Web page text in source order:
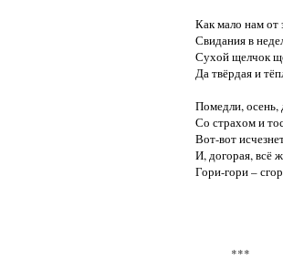
Как мало нам от
Свидания в
Сухой щелчок
Да твёрдая и
Помедли,
Со страхом и
Вот-вот
И, догорая, всё
Гори-гори –
             ***